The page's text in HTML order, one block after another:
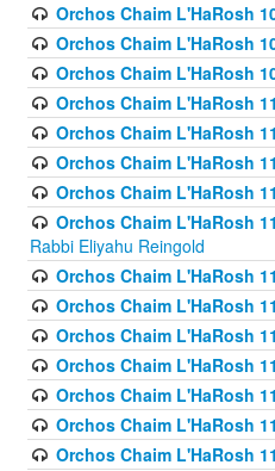
Orchos Chaim L'HaRosh
Orchos Chaim L'HaRosh
Orchos Chaim L'HaRosh
Orchos Chaim L'HaRosh
Orchos Chaim L'HaRosh
Orchos Chaim L'HaRosh
Orchos Chaim L'HaRosh
Orchos Chaim L'HaRosh
Rabbi Eliyahu Reingold
Orchos Chaim L'HaRosh
Orchos Chaim L'HaRosh
Orchos Chaim L'HaRosh
Orchos Chaim L'HaRosh
Orchos Chaim L'HaRosh
Orchos Chaim L'HaRosh
Orchos Chaim L'HaRosh